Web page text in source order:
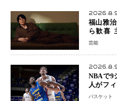
福山雅
ら歓喜
で、君と
芸能
NBAで9
人がフ
ビッチ
バスケット